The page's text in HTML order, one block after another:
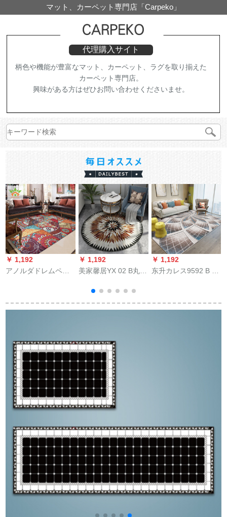
マット、カーペット専門店「Carpeko」
代理購入サイト
柄色や機能が豊富なマット、カーペット、ラグを取り揃えた
カーペット専門店。
興味がある方はぜひお問い合わせくださいませ。
￥ 1,192
アノルダドレムペル
￥ 1,192
美家馨居YX 02 B丸の
ーム现代ク椅子茶数
寮マックグループ
￥ 1,192
东升カレス9592 B 2